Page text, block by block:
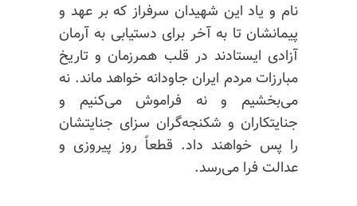
نام و یاد این شهیدان سرفراز که بر عهد و
پیمانشان تا به آخر برای دستیابی به آرمان
آزادی ایستادند در قلب همرزمان و تاریخ
مبارزات مردم ایران جاودانه خواهد ماند. نه
می‌بخشیم و نه فراموش می‌کنیم و
جنایتکاران و شکنجه‌گران سزای جنایتشان
را پس خواهند داد. قطعاً روز پیروزی و
عدالت فرا می‌رسد.